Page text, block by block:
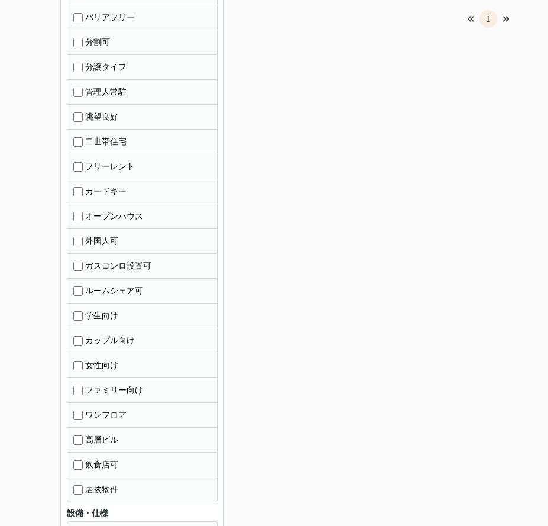
1
バリアフリー
分割可
分譲タイプ
管理人常駐
眺望良好
二世帯住宅
フリーレント
カードキー
オープンハウス
外国人可
ガスコンロ設置可
ルームシェア可
学生向け
カップル向け
女性向け
ファミリー向け
ワンフロア
高層ビル
飲食店可
居抜物件
設備・仕様